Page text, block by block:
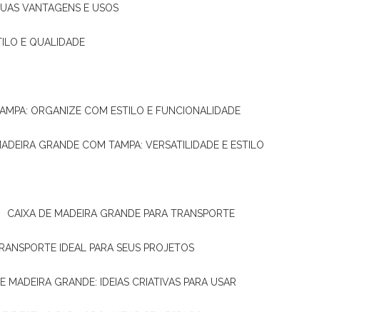
VANTAGENS E USOS
E QUALIDADE
ORGANIZE COM ESTILO E FUNCIONALIDADE
GRANDE COM TAMPA: VERSATILIDADE E ESTILO
CAIXA DE MADEIRA GRANDE PARA TRANSPORTE
IDEAL PARA SEUS PROJETOS
MADEIRA GRANDE: IDEIAS CRIATIVAS PARA USAR